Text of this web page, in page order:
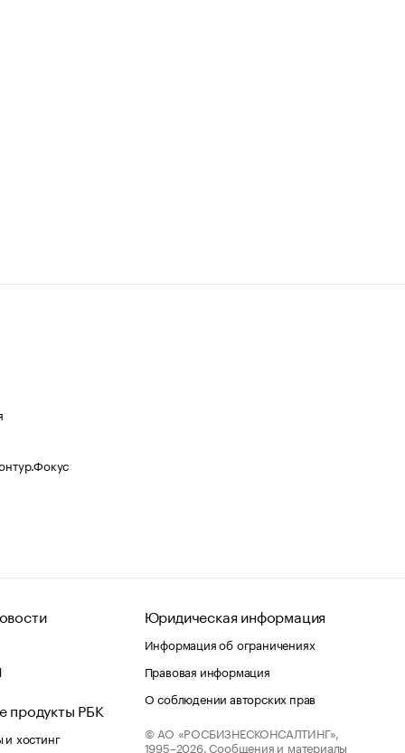
продукты РБК
хостинг
Юридическая информация
Информация об ограничениях
Правовая информация
О соблюдении авторских прав
© АО «РОСБИЗНЕСКОНСАЛТИНГ»,
1995–2026. Сообщения и материалы